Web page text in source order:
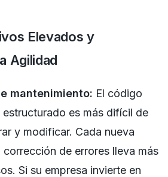
Elevados y
Agilidad
mantenimiento: El código
es más difícil de
y modificar. Cada nueva
de errores lleva más
Si su empresa invierte en